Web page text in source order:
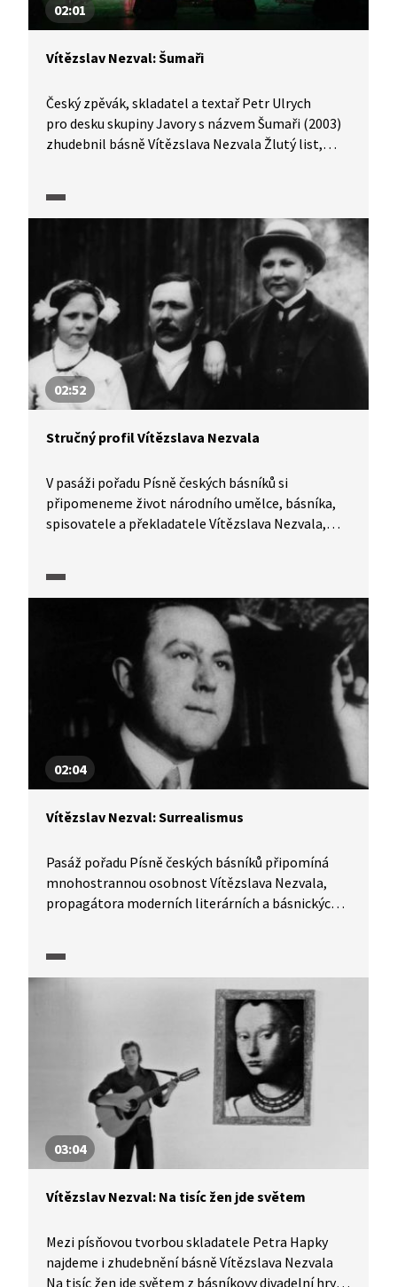
02:01
Vítězslav Nezval: Šumaři
Český zpěvák, skladatel a textař Petr Ulrych
pro desku skupiny Javory s názvem Šumaři (2003)
zhudebnil básně Vítězslava Nezvala Žlutý list,
poslechnout titulní píseň Šumaři, která zazněla
02:52
Stručný profil Vítězslava Nezvala
V pasáži pořadu Písně českých básníků si
připomeneme život národního umělce, básníka,
spisovatele a překladatele Vítězslava Nezvala,
světové válce také autorem tzv. socialistického
02:04
Vítězslav Nezval: Surrealismus
Pasáž pořadu Písně českých básníků připomíná
mnohostrannou osobnost Vítězslava Nezvala,
propagátora moderních literárních a básnických
československou literární scénu? To vám poví
03:04
Vítězslav Nezval: Na tisíc žen jde světem
Mezi písňovou tvorbou skladatele Petra Hapky
najdeme i zhudebnění básně Vítězslava Nezvala
Na tisíc žen jde světem z básníkovy divadelní hry